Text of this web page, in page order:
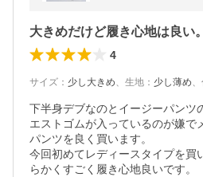
大きめだけど履き心地は良い。
4
サイズ ： 少し大きめ、 生地 ： 少し薄め、
下半身デブなのとイージーパンツ
エストゴムが入っているのが嫌で
パンツを良く買います。
今回初めてレディースタイプを買
らかくすごく履き心地良いです。